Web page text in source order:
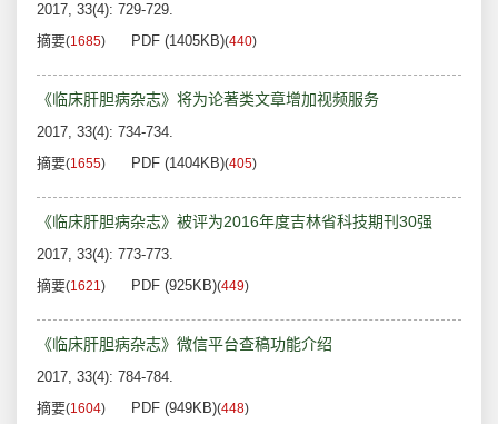
2017, 33(4): 729-729.
摘要(1685) PDF (1405KB)(440)
《临床肝胆病杂志》将为论著类文章增加视频服务
2017, 33(4): 734-734.
摘要(1655) PDF (1404KB)(405)
《临床肝胆病杂志》被评为2016年度吉林省科技期刊30强
2017, 33(4): 773-773.
摘要(1621) PDF (925KB)(449)
《临床肝胆病杂志》微信平台查稿功能介绍
2017, 33(4): 784-784.
摘要(1604) PDF (949KB)(448)